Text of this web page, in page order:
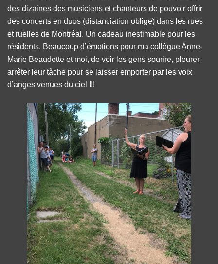
des dizaines des musiciens et chanteurs de pouvoir offrir
des concerts en duos (distanciation oblige) dans les rues
et ruelles de Montréal. Un cadeau inestimable pour les
résidents. Beaucoup d’émotions pour ma collègue Anne-
Marie Beaudette et moi, de voir les gens sourire, pleurer,
arrêter leur tâche pour se laisser emporter par les voix
d’anges venues du ciel !!!